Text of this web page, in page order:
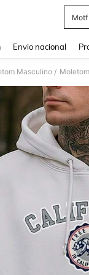
Motf
Envio nacional
Masculino /